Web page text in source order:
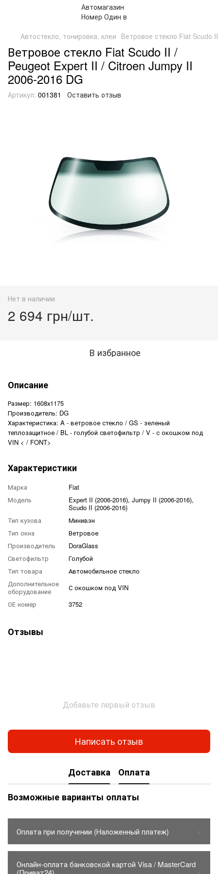
Автостекло, тонировка, клеи Ветровое стекло Fiat Scudo
Ветровое стекло Fiat Scudo II /
Peugeot Expert II / Citroen Jumpy II
2006-2016 DG
Артикул: 001381 Оставить отзыв
Нет в наличии
2 694 грн/шт.
В избранное
Описание
Размер: 1608х1175
Производитель: DG
Характеристика: A - ветровое стекло / GS - зеленый
теплозащитное / BL - голубой светофильтр / V - с окошком под
VIN < / FONT>
Характеристики
Марка
Fiat
Модель
Expert II (2006-2016), Jumpy II (2006-2016),
Scudo II (2006-2016)
Тип кузова
Минивэн
Тип окна
Ветровое
Производитель
DoraGlass
Светофильтр
Голубой
Тип товара
Автомобильное стекло
Дополнительное
оборудование
С окошком под VIN
ОЕ номер
3752
Отзывы
Добавьте первый отзыв
Написать отзыв
Доставка
Оплата
Возможные варианты оплаты
Оплата при получении (Наложенный платеж)
1. Товар оплачивается только на карту Приватбанка.
- Стоимость товара до 150грн.
Онлайн-оплата банковской картой Visa / MasterCard